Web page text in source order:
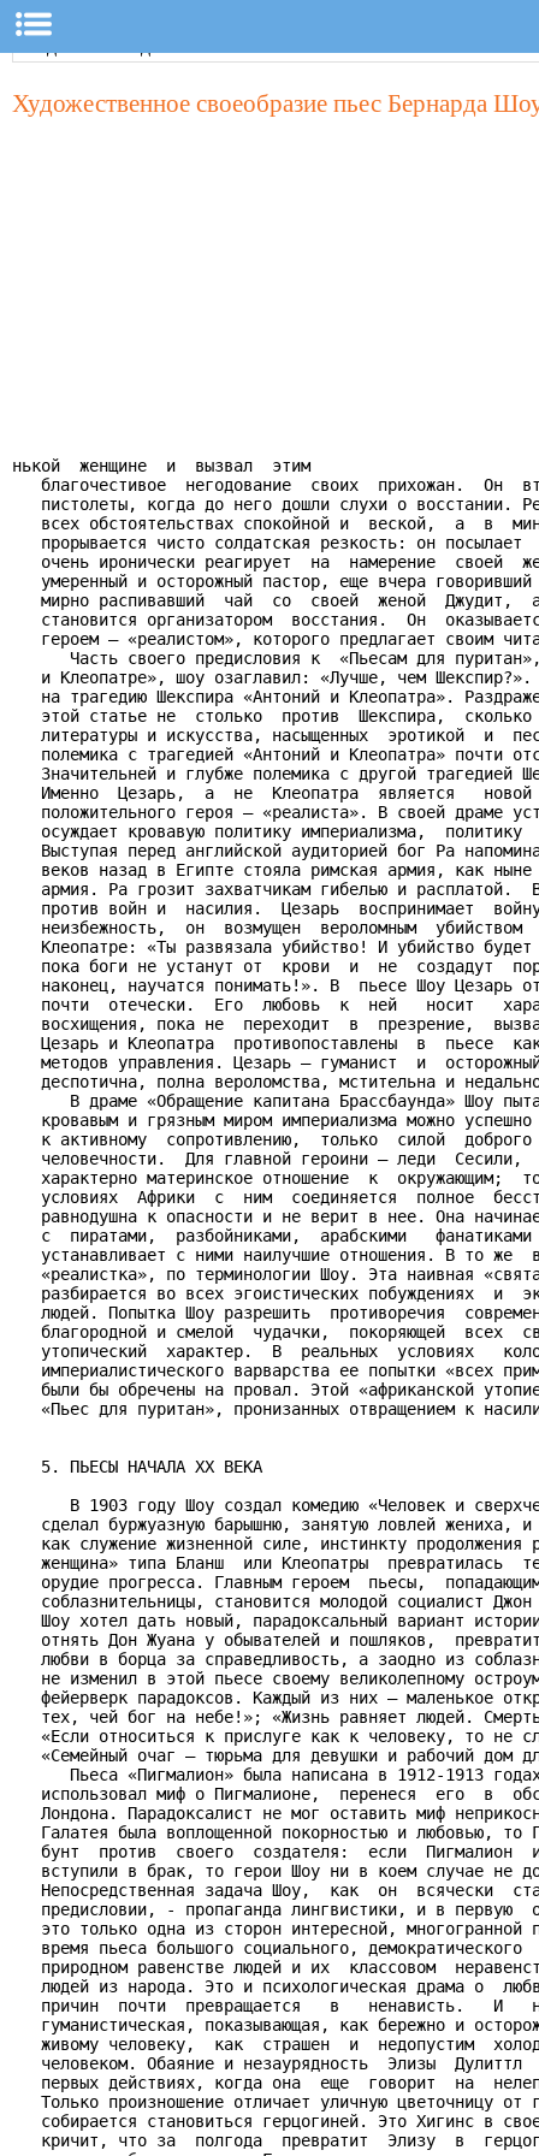
Художественное своеобразие пьес Бернарда
нькой  женщине  и  вызвал  этим
благочестивое  негодование  своих  прихожан.  Он
пистолеты, когда до него дошли слухи о восстании.
всех обстоятельствах спокойной и  веской,  а  в
прорывается чисто солдатская резкость: он посылает
очень иронически реагирует  на  намерение  своей
умеренный и осторожный пастор, еще вчера
мирно распивавший  чай  со  своей  женой  Джудит,
становится организатором  восстания.  Он
героем – «реалистом», которого предлагает своим
Часть своего предисловия к  «Пьесам для
и Клеопатре», шоу озаглавил: «Лучше, чем
на трагедию Шекспира «Антоний и Клеопатра».
этой статье не  столько  против  Шекспира,
литературы и искусства, насыщенных  эротикой  и
полемика с трагедией «Антоний и Клеопатра» почти
Значительней и глубже полемика с другой трагедией
Именно  Цезарь,  а  не  Клеопатра  является
положительного героя – «реалиста». В своей драме
осуждает кровавую политику империализма,  политику
Выступая перед английской аудиторией бог Ра
веков назад в Египте стояла римская армия, как
армия. Ра грозит захватчикам гибелью и расплатой.
против войн и  насилия.  Цезарь  воспринимает
неизбежность,  он  возмущен  вероломным  убийством
Клеопатре: «Ты развязала убийство! И убийство
пока боги не устанут от  крови  и  не  создадут
наконец, научатся понимать!». В  пьесе Шоу Цезарь
почти  отечески.  Его  любовь  к  ней   носит
восхищения, пока не  переходит  в  презрение,
Цезарь и Клеопатра  противопоставлены  в  пьесе
методов управления. Цезарь – гуманист  и
деспотична, полна вероломства, мстительна и
В драме «Обращение капитана Брассбаунда» Шоу
кровавым и грязным миром империализма можно
к активному  сопротивлению,  только  силой
человечности.  Для главной героини – леди  Сесили,
характерно материнское отношение  к  окружающим;
условиях  Африки  с  ним  соединяется  полное
равнодушна к опасности и не верит в нее. Она
с  пиратами,  разбойниками,  арабскими
устанавливает с ними наилучшие отношения. В то же
«реалистка», по терминологии Шоу. Эта наивная
разбирается во всех эгоистических побуждениях  и
людей. Попытка Шоу разрешить  противоречия
благородной и смелой  чудачки,  покоряющей  всех
утопический  характер.  В  реальных  условиях
империалистического варварства ее попытки «всех
были бы обречены на провал. Этой «африканской
«Пьес для пуритан», пронизанных отвращением к
   5. ПЬЕСЫ НАЧАЛА ХХ ВЕКА
В 1903 году Шоу создал комедию «Человек и
сделал буржуазную барышню, занятую ловлей жениха,
как служение жизненной силе, инстинкту продолжения
женщина» типа Бланш  или Клеопатры  превратилась
орудие прогресса. Главным героем  пьесы,
соблазнительницы, становится молодой социалист
Шоу хотел дать новый, парадоксальный вариант
отнять Дон Жуана у обывателей и пошляков,
любви в борца за справедливость, а заодно из
не изменил в этой пьесе своему великолепному
фейерверк парадоксов. Каждый из них – маленькое
тех, чей бог на небе!»; «Жизнь равняет людей.
«Если относиться к прислуге как к человеку, то не
«Семейный очаг – тюрьма для девушки и рабочий дом
Пьеса «Пигмалион» была написана в 1912-1913
использовал миф о Пигмалионе,  перенеся  его  в
Лондона. Парадоксалист не мог оставить миф
Галатея была воплощенной покорностью и любовью, то
бунт  против  своего  создателя:  если  Пигмалион
вступили в брак, то герои Шоу ни в коем случае не
Непосредственная задача Шоу,  как  он  всячески
предисловии, - пропаганда лингвистики, и в первую
это только одна из сторон интересной, многогранной
время пьеса большого социального, демократического
природном равенстве людей и их  классовом
людей из народа. Это и психологическая драма о
причин  почти  превращается   в   ненависть.   И
гуманистическая, показывающая, как бережно и
живому человеку,  как  страшен  и  недопустим
человеком. Обаяние и незаурядность  Элизы  Дулиттл
первых действиях, когда она  еще  говорит  на
Только произношение отличает уличную цветочницу от
собирается становиться герцогиней. Это Хигинс в
кричит, что за  полгода  превратит  Элизу  в